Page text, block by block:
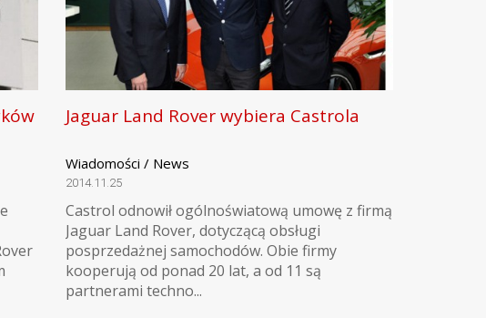
Jaguar Land Rover wybiera Castrola
Wiadomości / News
2014.11.25
Castrol odnowił ogólnoświatową umowę z firmą
Jaguar Land Rover, dotyczącą obsługi
posprzedażnej samochodów. Obie firmy
kooperują od ponad 20 lat, a od 11 są
partnerami techno...